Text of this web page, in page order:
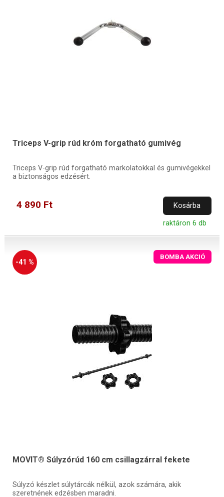
Triceps V-grip rúd króm forgatható gumivég
Triceps V-grip rúd forgatható markolatokkal és gumivégekkel
a biztonságos edzésért.
4 890 Ft Kosárba
raktáron 6 db
-41 %
BOMBA AKCIÓ
MOVIT® Súlyzórúd 160 cm csillagzárral fekete
Súlyzó készlet súlytárcák nélkül, azok számára, akik
szeretnének edzésben maradni.